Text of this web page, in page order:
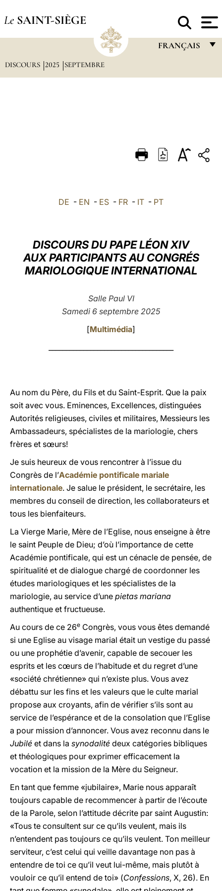
Le SAINT-SIÈGE
FRANÇAIS
DEUTSCH
العربيّة
LATINE
DISCOURS 2025 SEPTEMBRE
DE - EN - ES - FR - IT - PT
DISCOURS DU PAPE LÉON XIV
AUX PARTICIPANTS AU CONGRÉS
MARIOLOGIQUE INTERNATIONAL
Salle Paul VI
Samedi 6 septembre 2025
[Multimédia]
Au nom du Père, du Fils et du Saint-Esprit. Que la paix
soit avec vous. Eminences, Excellences, distinguées
Autorités religieuses, civiles et militaires, Messieurs les
Ambassadeurs, spécialistes de la mariologie, chers
frères et sœurs!
Je suis heureux de vous rencontrer à l’issue du
Congrès de l’Académie pontificale mariale
internationale. Je salue le président, le secrétaire, les
membres du conseil de direction, les collaborateurs et
tous les bienfaiteurs.
La Vierge Marie, Mère de l’Eglise, nous enseigne à être
le saint Peuple de Dieu; d’où l’importance de cette
Académie pontificale, qui est un cénacle de pensée, de
spiritualité et de dialogue chargé de coordonner les
études mariologiques et les spécialistes de la
mariologie, au service d’une pietas mariana
authentique et fructueuse.
Au cours de ce 26e Congrès, vous vous êtes demandé
si une Eglise au visage marial était un vestige du passé
ou une prophétie d’avenir, capable de secouer les
esprits et les cœurs de l’habitude et du regret d’une
«société chrétienne» qui n’existe plus. Vous avez
débattu sur les fins et les valeurs que le culte marial
propose aux croyants, afin de vérifier s’ils sont au
service de l’espérance et de la consolation que l’Eglise
a pour mission d’annoncer. Vous avez reconnu dans le
Jubilé et dans la synodalité deux catégories bibliques
et théologiques pour exprimer efficacement la
vocation et la mission de la Mère du Seigneur.
En tant que femme «jubilaire», Marie nous apparaît
toujours capable de recommencer à partir de l’écoute
de la Parole, selon l’attitude décrite par saint Augustin:
«Tous te consultent sur ce qu’ils veulent, mais ils
n’entendent pas toujours ce qu’ils veulent. Ton meilleur
serviteur, c’est celui qui veille davantage non pas à
entendre de toi ce qu’il veut lui-même, mais plutôt à
vouloir ce qu’il entend de toi» (Confessions, X, 26). En